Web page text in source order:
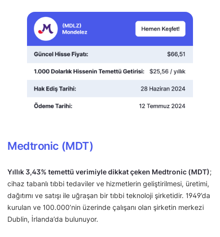
Medtronic (MDT)
Yıllık 3,43% temettü verimiyle dikkat çeken Medtronic (MDT);
cihaz tabanlı tıbbi tedaviler ve hizmetlerin geliştirilmesi, üretimi,
dağıtımı ve satışı ile uğraşan bir tıbbi teknoloji şirketidir. 1949’da
kurulan ve 100.000’nin üzerinde çalışanı olan şirketin merkezi
Dublin, İrlanda’da bulunuyor.